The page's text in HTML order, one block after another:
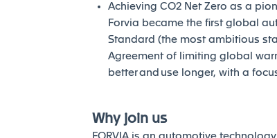
Achieving CO2 Net Zero as a
Forvia became the first global
Standard (the most ambitious
Agreement of limiting global
better and use longer, with a
Why join us